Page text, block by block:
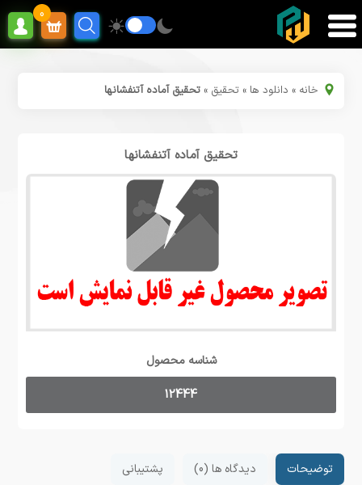
0
خانه » دانلود ها » تحقیق »تحقیق آماده آتنفشانها
تحقیق آماده آتنفشانها
شناسه محصول
12444
توضیحات دیدگاه ها (0) پشتیبانی